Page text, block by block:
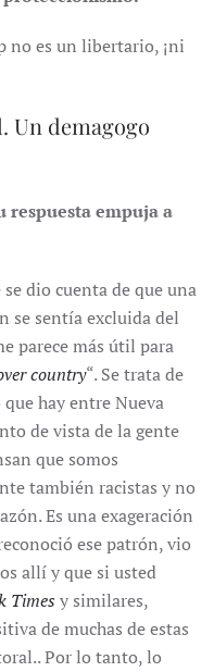
no es un libertario, ¡ni
Un demagogo
respuesta empuja a
dio cuenta de que una
se sentía excluida del
parece más útil para
country“. Se trata de
hay entre Nueva
de vista de la gente
que somos
también racistas y no
Es una exageración
ese patrón, vio
allí y que si usted
Times y similares,
de muchas de estas
Por lo tanto, lo